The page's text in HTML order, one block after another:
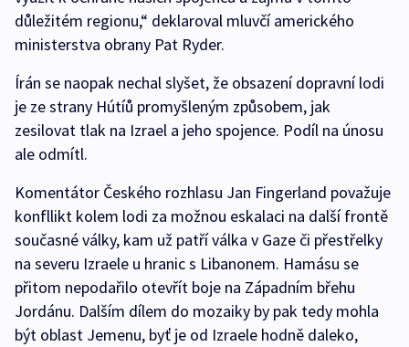
důležitém regionu,“ deklaroval mluvčí amerického
ministerstva obrany Pat Ryder.
Írán se naopak nechal slyšet, že obsazení dopravní lodi
je ze strany Hútíů promyšleným způsobem, jak
zesilovat tlak na Izrael a jeho spojence. Podíl na únosu
ale odmítl.
Komentátor Českého rozhlasu Jan Fingerland považuje
konfllikt kolem lodi za možnou eskalaci na další frontě
současné války, kam už patří válka v Gaze či přestřelky
na severu Izraele u hranic s Libanonem. Hamásu se
přitom nepodařilo otevřít boje na Západním břehu
Jordánu. Dalším dílem do mozaiky by pak tedy mohla
být oblast Jemenu, byť je od Izraele hodně daleko,